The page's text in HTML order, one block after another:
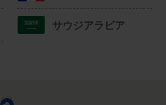
サウジアラビア